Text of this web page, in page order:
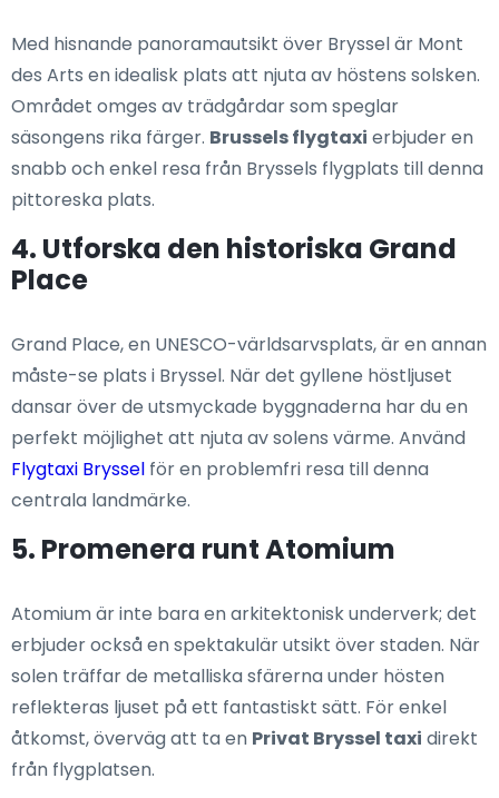
Med hisnande panoramautsikt över Bryssel är Mont
des Arts en idealisk plats att njuta av höstens solsken.
Området omges av trädgårdar som speglar
säsongens rika färger. Brussels flygtaxi erbjuder en
snabb och enkel resa från Bryssels flygplats till denna
pittoreska plats.
4. Utforska den historiska Grand
Place
Grand Place, en UNESCO-världsarvsplats, är en annan
måste-se plats i Bryssel. När det gyllene höstljuset
dansar över de utsmyckade byggnaderna har du en
perfekt möjlighet att njuta av solens värme. Använd
Flygtaxi Bryssel för en problemfri resa till denna
centrala landmärke.
5. Promenera runt Atomium
Atomium är inte bara en arkitektonisk underverk; det
erbjuder också en spektakulär utsikt över staden. När
solen träffar de metalliska sfärerna under hösten
reflekteras ljuset på ett fantastiskt sätt. För enkel
åtkomst, överväg att ta en Privat Bryssel taxi direkt
från flygplatsen.